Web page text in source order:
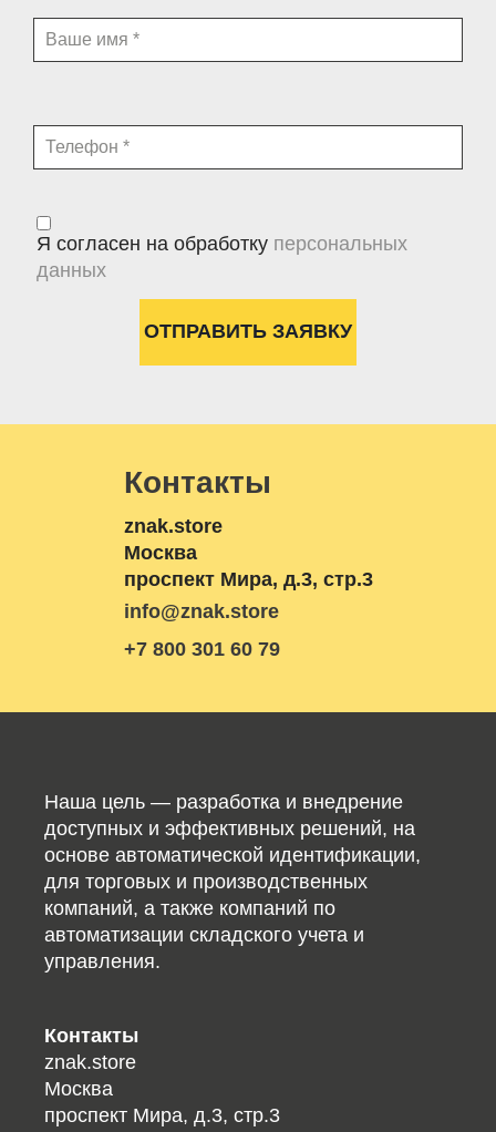
Я согласен на обработку персональных
данных
Контакты
znak.store
Москва
проспект Мира, д.3, стр.3
info@znak.store
+7 800 301 60 79
Наша цель — разработка и внедрение
доступных и эффективных решений, на
основе автоматической идентификации,
для торговых и производственных
компаний, а также компаний по
автоматизации складского учета и
управления.
Контакты
znak.store
Москва
проспект Мира, д.3, стр.3